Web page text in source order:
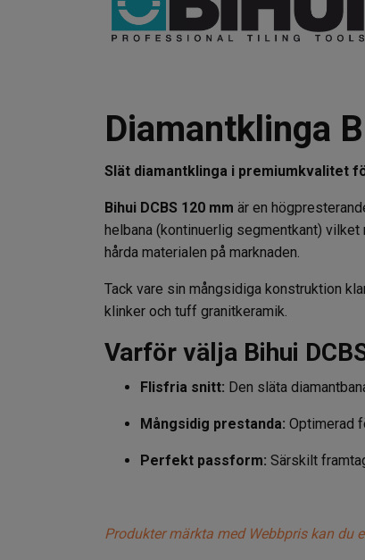
Diamantklinga
Slät diamantklinga i premiumkvalitet
Bihui DCBS 120 mm är en
helbana (kontinuerlig segmentkant)
hårda materialen på marknaden.
Tack vare sin mångsidiga konstruktion
klinker och tuff granitkeramik.
Varför välja Bihui
Flisfria snitt: Den släta
Mångsidig prestanda: Optimerad
Perfekt passform: Särskilt
Produkter märkta med Webbpris kan du